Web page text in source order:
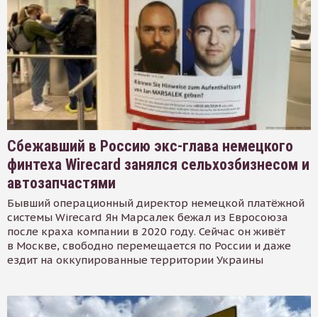
Сбежавший в Россию экс-глава немецкого
финтеха Wirecard занялся сельхозбизнесом и
автозапчастями
Бывший операционный директор немецкой платёжной
системы Wirecard Ян Марсалек бежал из Евросоюза
после краха компании в 2020 году. Сейчас он живёт
в Москве, свободно перемещается по России и даже
ездит на оккупированные территории Украины